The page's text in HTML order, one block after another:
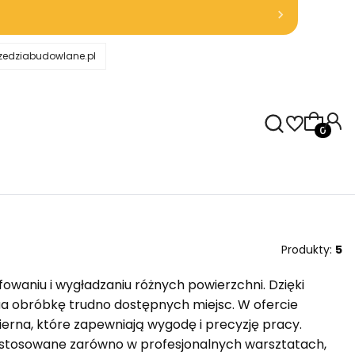
Produkty: 5
i wygładzaniu różnych powierzchni. Dzięki
obróbkę trudno dostępnych miejsc. W ofercie
które zapewniają wygodę i precyzję pracy.
zarówno w profesjonalnych warsztatach,